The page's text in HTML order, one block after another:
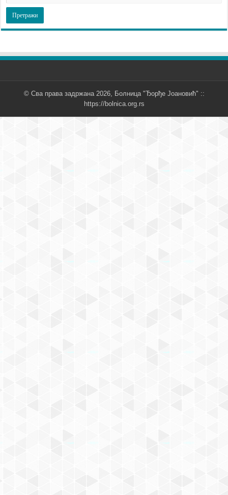
© Сва права задржана 2026, Болница "Ђорђе Јоановић" ::
https://bolnica.org.rs